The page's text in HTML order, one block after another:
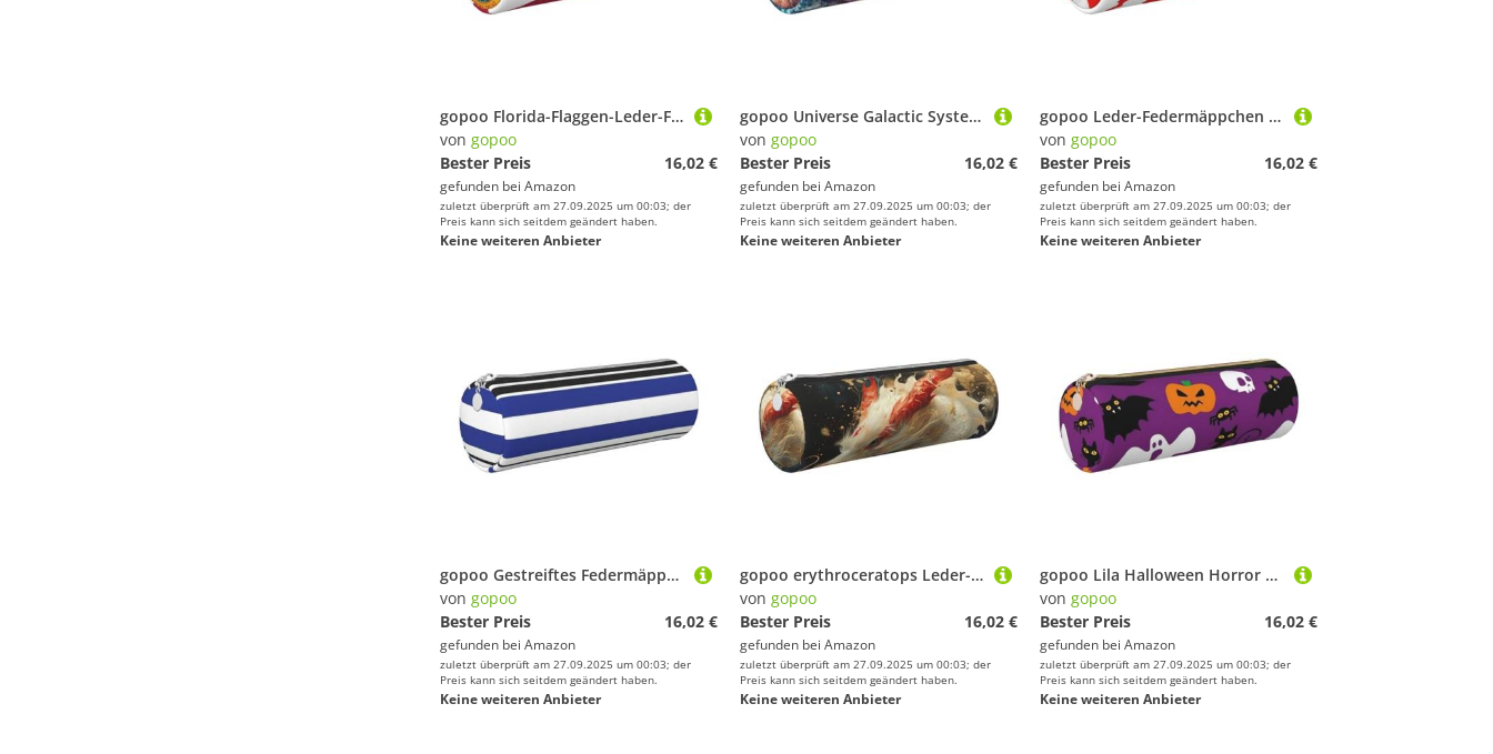
gopoo Florida-Flaggen-Leder-Federmäppchen, schlanke ästhetische Ledertasche, Schreibwaren-Organizer-Tasche mit tragbarem Metallring, silber, Einheitsgröße, Kartenhalter
von gopoo
Bester Preis
16,02 €
gefunden bei Amazon
zuletzt überprüft am 27.09.2025 um 00:03; der
Preis kann sich seitdem geändert haben.
Keine weiteren Anbieter
gopoo Universe Galactic System Leder-Federmäppchen, schlanke ästhetische Ledertasche, Schreibwaren-Organizer-Tasche mit tragbarem Metallring, silber, Einheitsgröße, Kartenhalter
von gopoo
Bester Preis
16,02 €
gefunden bei Amazon
zuletzt überprüft am 27.09.2025 um 00:03; der
Preis kann sich seitdem geändert haben.
Keine weiteren Anbieter
gopoo Leder-Federmäppchen mit Schweizer Flagge, schlanke ästhetische Ledertasche, Schreibwaren-Organizer-Tasche mit tragbarem Metallring, gold, Einheitsgröße, Kartenhalter
von gopoo
Bester Preis
16,02 €
gefunden bei Amazon
zuletzt überprüft am 27.09.2025 um 00:03; der
Preis kann sich seitdem geändert haben.
Keine weiteren Anbieter
gopoo Gestreiftes Federmäppchen aus Leder, schlanke ästhetische Ledertasche, Schreibwaren-Organizer-Tasche mit tragbarem Metallring, silber, Einheitsgröße, Kartenhalter
von gopoo
Bester Preis
16,02 €
gefunden bei Amazon
zuletzt überprüft am 27.09.2025 um 00:03; der
Preis kann sich seitdem geändert haben.
Keine weiteren Anbieter
gopoo erythroceratops Leder-Federmäppchen, schlanke ästhetische Ledertasche, Schreibwaren-Organizer-Tasche mit tragbarem Metallring, silber, Einheitsgröße, Kartenhalter
von gopoo
Bester Preis
16,02 €
gefunden bei Amazon
zuletzt überprüft am 27.09.2025 um 00:03; der
Preis kann sich seitdem geändert haben.
Keine weiteren Anbieter
gopoo Lila Halloween Horror Leder-Federmäppchen, schlanke ästhetische Ledertasche, Schreibwaren-Organizer-Tasche mit tragbarem Metallring, gold, Einheitsgröße, Kartenhalter
von gopoo
Bester Preis
16,02 €
gefunden bei Amazon
zuletzt überprüft am 27.09.2025 um 00:03; der
Preis kann sich seitdem geändert haben.
Keine weiteren Anbieter